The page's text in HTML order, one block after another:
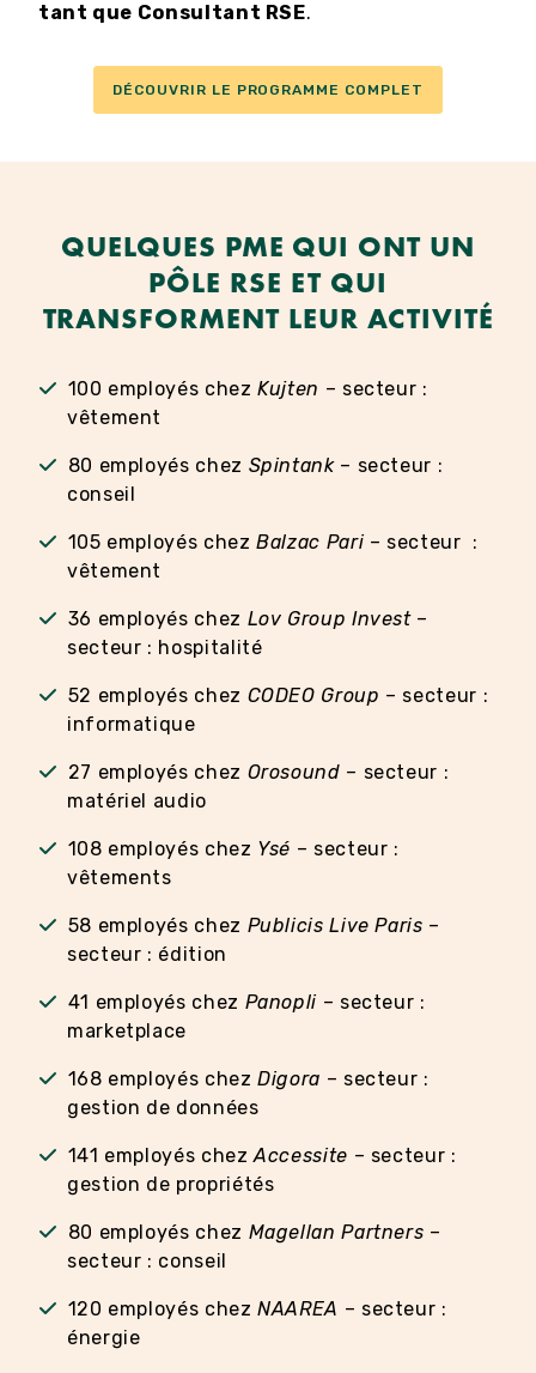
tant que Consultant RSE.
DÉCOUVRIR LE PROGRAMME COMPLET
QUELQUES PME QUI ONT UN
PÔLE RSE ET QUI
TRANSFORMENT LEUR ACTIVITÉ
100 employés chezKujten – secteur :
vêtement
80 employés chez Spintank– secteur :
conseil
105 employés chezBalzac Pari – secteur :
vêtement
36 employés chez Lov Group Invest –
secteur : hospitalité
52 employés chez CODEO Group – secteur :
informatique
27 employés chez Orosound – secteur :
matériel audio
108 employés chez Ysé – secteur :
vêtements
58 employés chez Publicis Live Paris –
secteur : édition
41 employés chez Panopli – secteur :
marketplace
168 employés chezDigora – secteur :
gestion de données
141 employés chezAccessite – secteur :
gestion de propriétés
80 employés chez Magellan Partners –
secteur : conseil
120 employés chezNAAREA – secteur :
énergie